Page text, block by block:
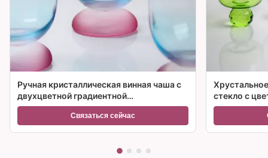
Ручная кристаллическая винная чаша с
двухцветной градиентной
замороженной основой и
вместимостью 300 мл для винного
Связаться сейчас
стекло с